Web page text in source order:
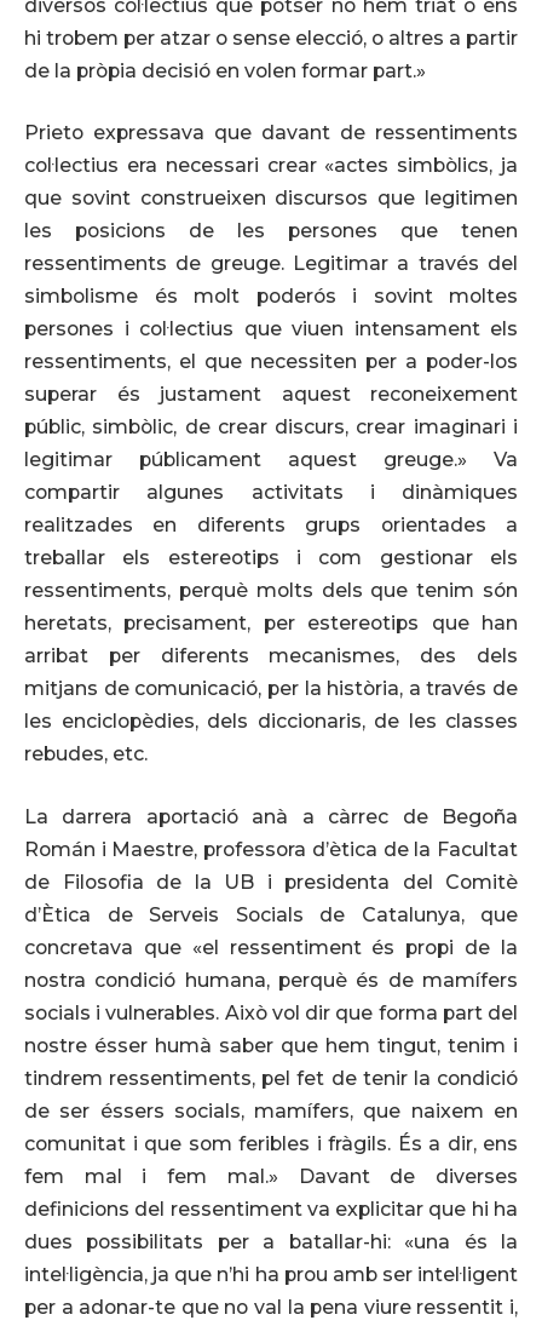
diversos col·lectius que potser no hem triat o ens
hi trobem per atzar o sense elecció, o altres a partir
de la pròpia decisió en volen formar part.»
Prieto expressava que davant de ressentiments
col·lectius era necessari crear «actes simbòlics, ja
que sovint construeixen discursos que legitimen
les posicions de les persones que tenen
ressentiments de greuge. Legitimar a través del
simbolisme és molt poderós i sovint moltes
persones i col·lectius que viuen intensament els
ressentiments, el que necessiten per a poder-los
superar és justament aquest reconeixement
públic, simbòlic, de crear discurs, crear imaginari i
legitimar públicament aquest greuge.» Va
compartir algunes activitats i dinàmiques
realitzades en diferents grups orientades a
treballar els estereotips i com gestionar els
ressentiments, perquè molts dels que tenim són
heretats, precisament, per estereotips que han
arribat per diferents mecanismes, des dels
mitjans de comunicació, per la història, a través de
les enciclopèdies, dels diccionaris, de les classes
rebudes, etc.
La darrera aportació anà a càrrec de Begoña
Román i Maestre, professora d’ètica de la Facultat
de Filosofia de la UB i presidenta del Comitè
d’Ètica de Serveis Socials de Catalunya, que
concretava que «el ressentiment és propi de la
nostra condició humana, perquè és de mamífers
socials i vulnerables. Això vol dir que forma part del
nostre ésser humà saber que hem tingut, tenim i
tindrem ressentiments, pel fet de tenir la condició
de ser éssers socials, mamífers, que naixem en
comunitat i que som feribles i fràgils. És a dir, ens
fem mal i fem mal.» Davant de diverses
definicions del ressentiment va explicitar que hi ha
dues possibilitats per a batallar-hi: «una és la
intel·ligència, ja que n’hi ha prou amb ser intel·ligent
per a adonar-te que no val la pena viure ressentit i,